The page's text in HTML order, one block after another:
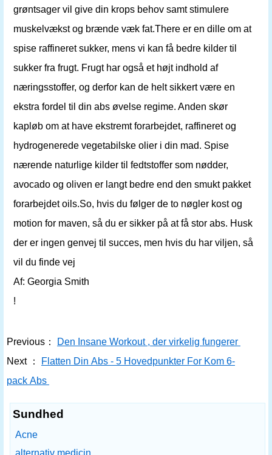
grøntsager vil give din krops behov samt stimulere
muskelvækst og brænde væk fat.There er en dille om at
spise raffineret sukker, mens vi kan få bedre kilder til
sukker fra frugt. Frugt har også et højt indhold af
næringsstoffer, og derfor kan de helt sikkert være en
ekstra fordel til din abs øvelse regime. Anden skør
kapløb om at have ekstremt forarbejdet, raffineret og
hydrogenerede vegetabilske olier i din mad. Spise
nærende naturlige kilder til fedtstoffer som nødder,
avocado og oliven er langt bedre end den smukt pakket
forarbejdet oils.So, hvis du følger de to nøgler kost og
motion for maven, så du er sikker på at få stor abs. Husk
der er ingen genvej til succes, men hvis du har viljen, så
vil du finde vej
Af: Georgia Smith
!
Previous：
Den Insane Workout , der virkelig fungerer
Next ：
Flatten Din Abs - 5 Hovedpunkter For Kom 6-
pack Abs
Sundhed
Acne
alternativ medicin